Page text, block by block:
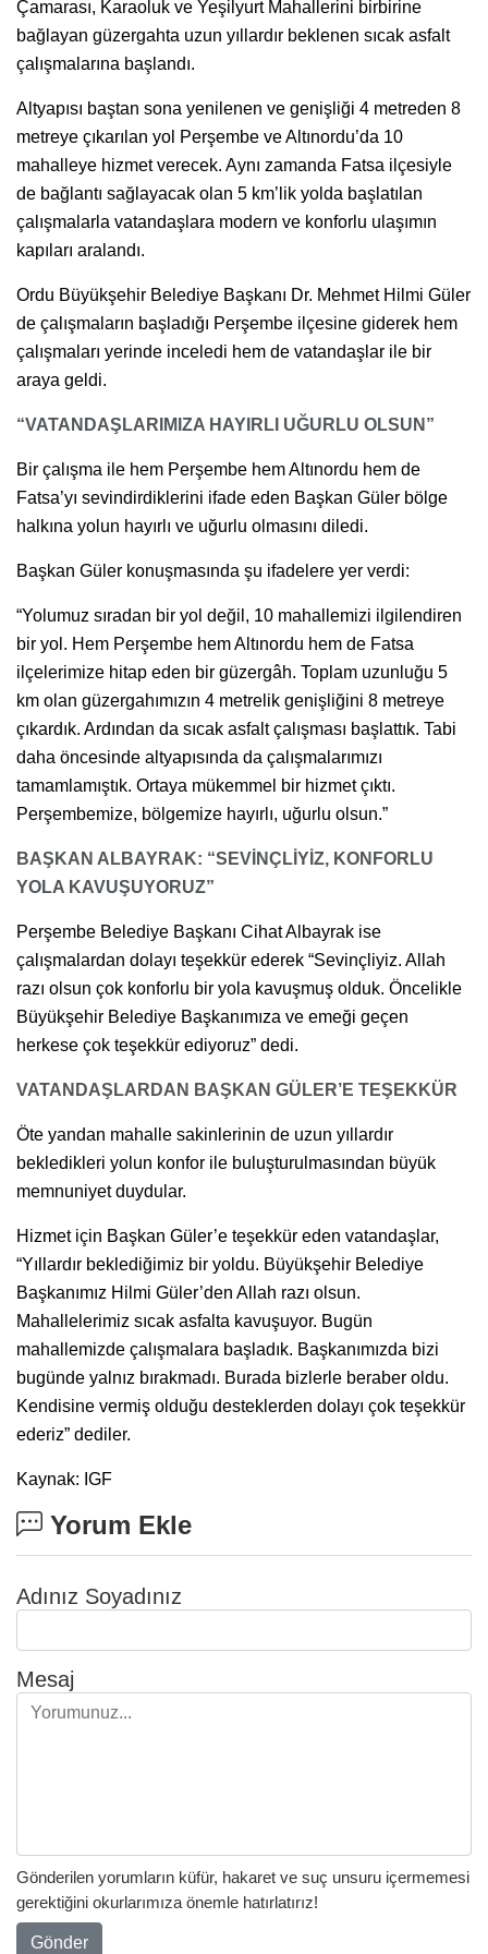
Çamarası, Karaoluk ve Yeşilyurt Mahallerini birbirine
bağlayan güzergahta uzun yıllardır beklenen sıcak asfalt
çalışmalarına başlandı.
Altyapısı baştan sona yenilenen ve genişliği 4 metreden 8
metreye çıkarılan yol Perşembe ve Altınordu’da 10
mahalleye hizmet verecek. Aynı zamanda Fatsa ilçesiyle
de bağlantı sağlayacak olan 5 km’lik yolda başlatılan
çalışmalarla vatandaşlara modern ve konforlu ulaşımın
kapıları aralandı.
Ordu Büyükşehir Belediye Başkanı Dr. Mehmet Hilmi Güler
de çalışmaların başladığı Perşembe ilçesine giderek hem
çalışmaları yerinde inceledi hem de vatandaşlar ile bir
araya geldi.
“VATANDAŞLARIMIZA HAYIRLI UĞURLU OLSUN”
Bir çalışma ile hem Perşembe hem Altınordu hem de
Fatsa’yı sevindirdiklerini ifade eden Başkan Güler bölge
halkına yolun hayırlı ve uğurlu olmasını diledi.
Başkan Güler konuşmasında şu ifadelere yer verdi:
“Yolumuz sıradan bir yol değil, 10 mahallemizi ilgilendiren
bir yol. Hem Perşembe hem Altınordu hem de Fatsa
ilçelerimize hitap eden bir güzergâh. Toplam uzunluğu 5
km olan güzergahımızın 4 metrelik genişliğini 8 metreye
çıkardık. Ardından da sıcak asfalt çalışması başlattık. Tabi
daha öncesinde altyapısında da çalışmalarımızı
tamamlamıştık. Ortaya mükemmel bir hizmet çıktı.
Perşembemize, bölgemize hayırlı, uğurlu olsun.”
BAŞKAN ALBAYRAK: “SEVİNÇLİYİZ, KONFORLU
YOLA KAVUŞUYORUZ”
Perşembe Belediye Başkanı Cihat Albayrak ise
çalışmalardan dolayı teşekkür ederek “Sevinçliyiz. Allah
razı olsun çok konforlu bir yola kavuşmuş olduk. Öncelikle
Büyükşehir Belediye Başkanımıza ve emeği geçen
herkese çok teşekkür ediyoruz” dedi.
VATANDAŞLARDAN BAŞKAN GÜLER’E TEŞEKKÜR
Öte yandan mahalle sakinlerinin de uzun yıllardır
bekledikleri yolun konfor ile buluşturulmasından büyük
memnuniyet duydular.
Hizmet için Başkan Güler’e teşekkür eden vatandaşlar,
“Yıllardır beklediğimiz bir yoldu. Büyükşehir Belediye
Başkanımız Hilmi Güler’den Allah razı olsun.
Mahallelerimiz sıcak asfalta kavuşuyor. Bugün
mahallemizde çalışmalara başladık. Başkanımızda bizi
bugünde yalnız bırakmadı. Burada bizlerle beraber oldu.
Kendisine vermiş olduğu desteklerden dolayı çok teşekkür
ederiz” dediler.
Kaynak: IGF
Yorum Ekle
Adınız Soyadınız
Mesaj
Gönderilen yorumların küfür, hakaret ve suç unsuru içermemesi
gerektiğini okurlarımıza önemle hatırlatırız!
Gönder